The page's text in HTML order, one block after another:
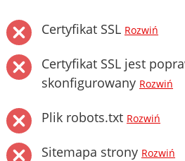
Certyfikat SSL Rozwiń
Certyfikat SSL jest
skonfigurowany Rozwiń
Plik robots.txt Rozwiń
Sitemapa strony Rozwiń